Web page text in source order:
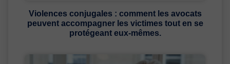
Violences conjugales : comment les avocats
peuvent accompagner les victimes tout en se
protégeant eux-mêmes.